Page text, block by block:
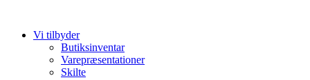
indholdVi tilbyder
Butiksinventar
Varepræsentationer
Skilte